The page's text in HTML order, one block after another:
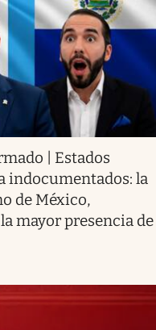
| Estados
indocumentados: la
de México,
mayor presencia de